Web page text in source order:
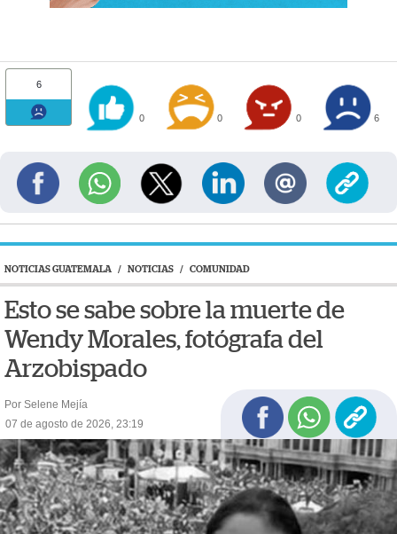
6
0 0 0 6
NOTICIAS GUATEMALA / NOTICIAS / COMUNIDAD
Esto se sabe sobre la muerte de
Wendy Morales, fotógrafa del
Arzobispado
Por Selene Mejía
07 de agosto de 2026, 23:19